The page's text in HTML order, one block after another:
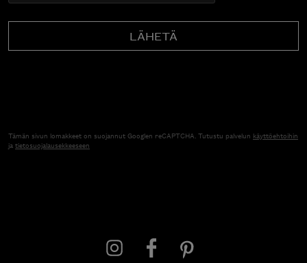
Tämän sivun lomakkeet on suojannut Googlen reCAPTCHA. Tutustu palvelun käyttöehtoihin
jatietosuojalausekkeeseen